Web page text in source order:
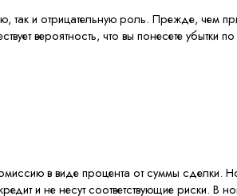
и отрицательную роль. Прежде, чем
вероятность, что вы понесете убытки
в виде процента от суммы сделки.
и не несут соответствующие риски. В